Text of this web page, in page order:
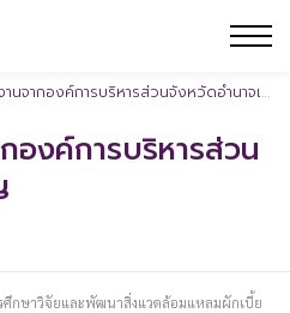
จากองค์การบริหารส่วนจังหวัดอำนาจเจริญ
งค์การบริหารส่วน
ศึกษาวิจัยและพัฒนาสิ่งแวดล้อมแหลมผักเบี้ย